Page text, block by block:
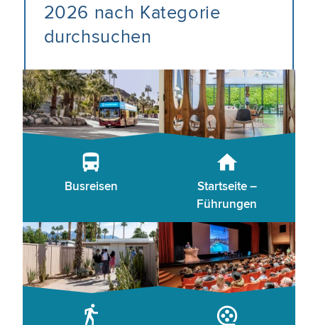
2026 nach Kategorie
durchsuchen
Busreisen
Startseite –
Führungen